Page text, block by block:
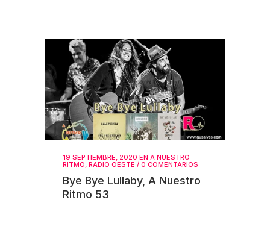
19 SEPTIEMBRE, 2020 EN A NUESTRO
RITMO, RADIO OESTE / 0 COMENTARIOS
Bye Bye Lullaby, A Nuestro
Ritmo 53